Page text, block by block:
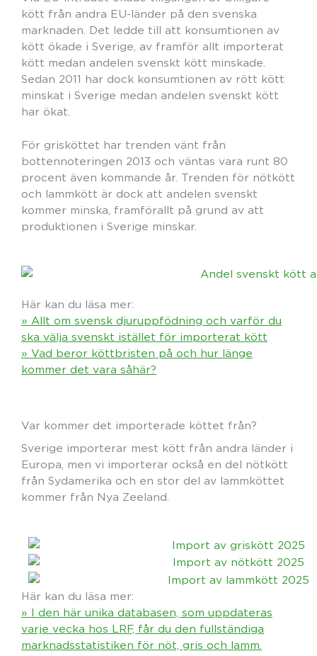
kött från andra EU-länder på den svenska
marknaden. Det ledde till att konsumtionen av
kött ökade i Sverige, av framför allt importerat
kött medan andelen svenskt kött minskade.
Sedan 2011 har dock konsumtionen av rött kött
minskat i Sverige medan andelen svenskt kött
har ökat.
För grisköttet har trenden vänt från
bottennoteringen 2013 och väntas vara runt 80
procent även kommande år. Trenden för nötkött
och lammkött är dock att andelen svenskt
kommer minska, framförallt på grund av att
produktionen i Sverige minskar.
Här kan du läsa mer:
» Allt om svensk djuruppfödning och varför du
ska välja svenskt istället för importerat kött
» Vad beror köttbristen på och hur länge
kommer det vara såhär?
Var kommer det importerade köttet från?
Sverige importerar mest kött från andra länder i
Europa, men vi importerar också en del nötkött
från Sydamerika och en stor del av lammköttet
kommer från Nya Zeeland.
Här kan du läsa mer:
» I den här unika databasen, som uppdateras
varje vecka hos LRF, får du den fullständiga
marknadsstatistiken för nöt, gris och lamm.